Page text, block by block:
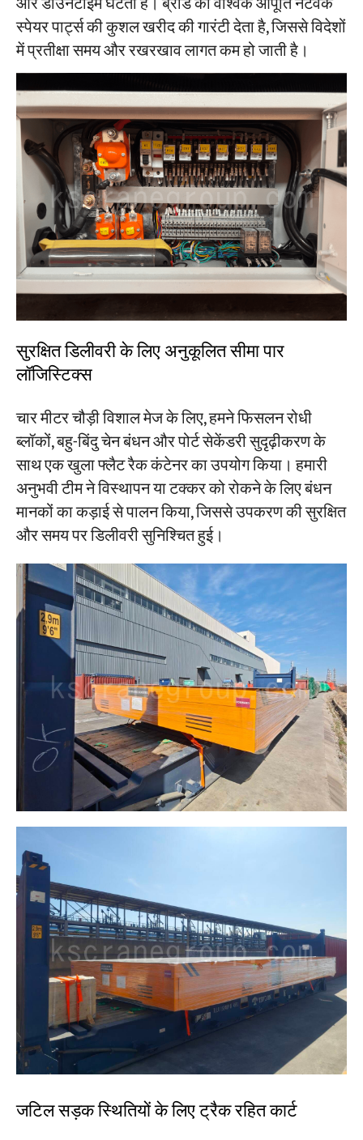
स्पेयर पार्ट्स की कुशल खरीद की गारंटी देता है, जिससे विदेशों
में प्रतीक्षा समय और रखरखाव लागत कम हो जाती है।
सुरक्षित डिलीवरी के लिए अनुकूलित सीमा पार
लॉजिस्टिक्स
चार मीटर चौड़ी विशाल मेज के लिए, हमने फिसलन रोधी
ब्लॉकों, बहु-बिंदु चेन बंधन और पोर्ट सेकेंडरी सुदृढ़ीकरण के
साथ एक खुला फ्लैट रैक कंटेनर का उपयोग किया। हमारी
अनुभवी टीम ने विस्थापन या टक्कर को रोकने के लिए बंधन
मानकों का कड़ाई से पालन किया, जिससे उपकरण की सुरक्षित
और समय पर डिलीवरी सुनिश्चित हुई।
जटिल सड़क स्थितियों के लिए ट्रैक रहित कार्ट